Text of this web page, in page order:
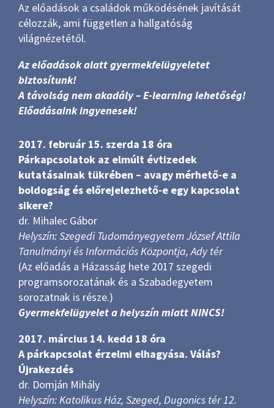
Az előadások a családok működésének javítását
célozzák, ami független a hallgatóság
világnézetétől.
Az előadások alatt gyermekfelügyeletet
biztosítunk!
A távolság nem akadály – E-learning lehetőség!
Előadásaink ingyenesek!
2017. február 15. szerda 18 óra
Párkapcsolatok az elmúlt évtizedek
kutatásainak tükrében – avagy mérhető-e a
boldogság és előrejelezhető-e egy kapcsolat
sikere?
dr. Mihalec Gábor
Helyszín: Szegedi Tudományegyetem József Attila
Tanulmányi és Információs Központja, Ady tér
(Az előadás a Házasság hete 2017 szegedi
programsorozatának és a Szabadegyetem
sorozatnak is része.)
Gyermekfelügyelet a helyszín miatt NINCS!
2017. március 14. kedd 18 óra
A párkapcsolat érzelmi elhagyása. Válás?
Újrakezdés
dr. Domján Mihály
Helyszín: Katolikus Ház, Szeged, Dugonics tér 12.